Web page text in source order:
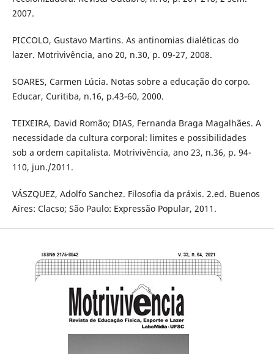
2007.
PICCOLO, Gustavo Martins. As antinomias dialéticas do
lazer. Motrivivência, ano 20, n.30, p. 09-27, 2008.
SOARES, Carmen Lúcia. Notas sobre a educação do corpo.
Educar, Curitiba, n.16, p.43-60, 2000.
TEIXEIRA, David Romão; DIAS, Fernanda Braga Magalhães. A
necessidade da cultura corporal: limites e possibilidades
sob a ordem capitalista. Motrivivência, ano 23, n.36, p. 94-
110, jun./2011.
VÁSZQUEZ, Adolfo Sanchez. Filosofia da práxis. 2.ed. Buenos
Aires: Clacso; São Paulo: Expressão Popular, 2011.